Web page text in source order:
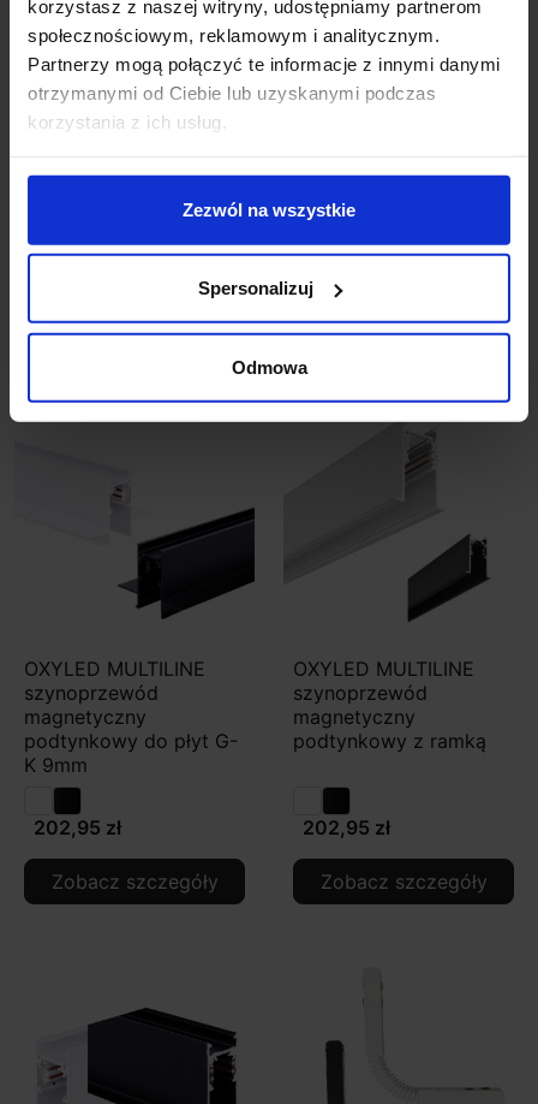
korzystasz z naszej witryny, udostępniamy partnerom
społecznościowym, reklamowym i analitycznym.
Partnerzy mogą połączyć te informacje z innymi danymi
otrzymanymi od Ciebie lub uzyskanymi podczas
korzystania z ich usług.
Zezwól na wszystkie
Spersonalizuj
Odmowa
SLIM szynoprzewód
Zobacz szczegóły
szyna magnetyczna LV
184,50 zł
Zobacz szczegóły
OXYLED MULTILINE
szynoprzewód
magnetyczny
podtynkowy do płyt G-
K 9mm
202,95 zł
Zobacz szczegóły
OXYLED MULTILINE
szynoprzewód
magnetyczny
podtynkowy z ramką
202,95 zł
Zobacz szczegóły